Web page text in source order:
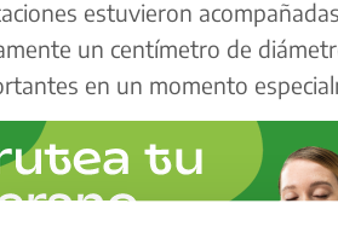
estuvieron
un centímetro de
en un momento